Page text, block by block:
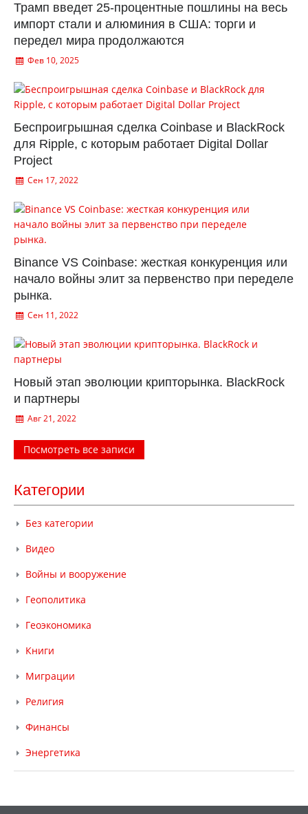
Трамп введет 25-процентные пошлины на весь
импорт стали и алюминия в США: торги и
передел мира продолжаются
Фев 10, 2025
Беспроигрышная сделка Coinbase и BlackRock
для Ripple, с которым работает Digital Dollar
Project
Сен 17, 2022
Binance VS Coinbase: жесткая конкуренция или
начало войны элит за первенство при переделе
рынка.
Сен 11, 2022
Новый этап эволюции крипторынка. BlackRock
и партнеры
Авг 21, 2022
Посмотреть все записи
Категории
Без категории
Видео
Войны и вооружение
Геополитика
Геоэкономика
Книги
Миграции
Религия
Финансы
Энергетика